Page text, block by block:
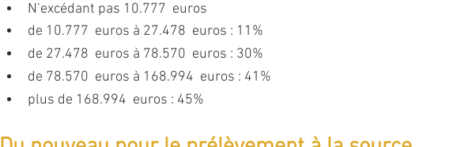
N’excédant pas 10.777  euros
de 10.777  euros à 27.478  euros : 11%
de 27.478  euros à 78.570  euros : 30%
de 78.570  euros à 168.994  euros : 41%
plus de 168.994  euros : 45%